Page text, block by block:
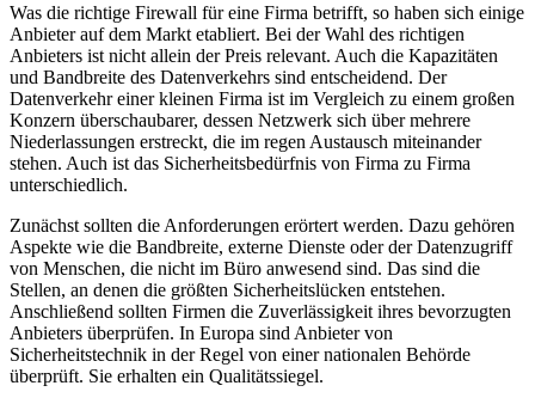
Was die richtige Firewall für eine Firma betrifft, so haben sich einige
Anbieter auf dem Markt etabliert. Bei der Wahl des richtigen
Anbieters ist nicht allein der Preis relevant. Auch die Kapazitäten
und Bandbreite des Datenverkehrs sind entscheidend. Der
Datenverkehr einer kleinen Firma ist im Vergleich zu einem großen
Konzern überschaubarer, dessen Netzwerk sich über mehrere
Niederlassungen erstreckt, die im regen Austausch miteinander
stehen. Auch ist das Sicherheitsbedürfnis von Firma zu Firma
unterschiedlich.
Zunächst sollten die Anforderungen erörtert werden. Dazu gehören
Aspekte wie die Bandbreite, externe Dienste oder der Datenzugriff
von Menschen, die nicht im Büro anwesend sind. Das sind die
Stellen, an denen die größten Sicherheitslücken entstehen.
Anschließend sollten Firmen die Zuverlässigkeit ihres bevorzugten
Anbieters überprüfen. In Europa sind Anbieter von
Sicherheitstechnik in der Regel von einer nationalen Behörde
überprüft. Sie erhalten ein Qualitätssiegel.